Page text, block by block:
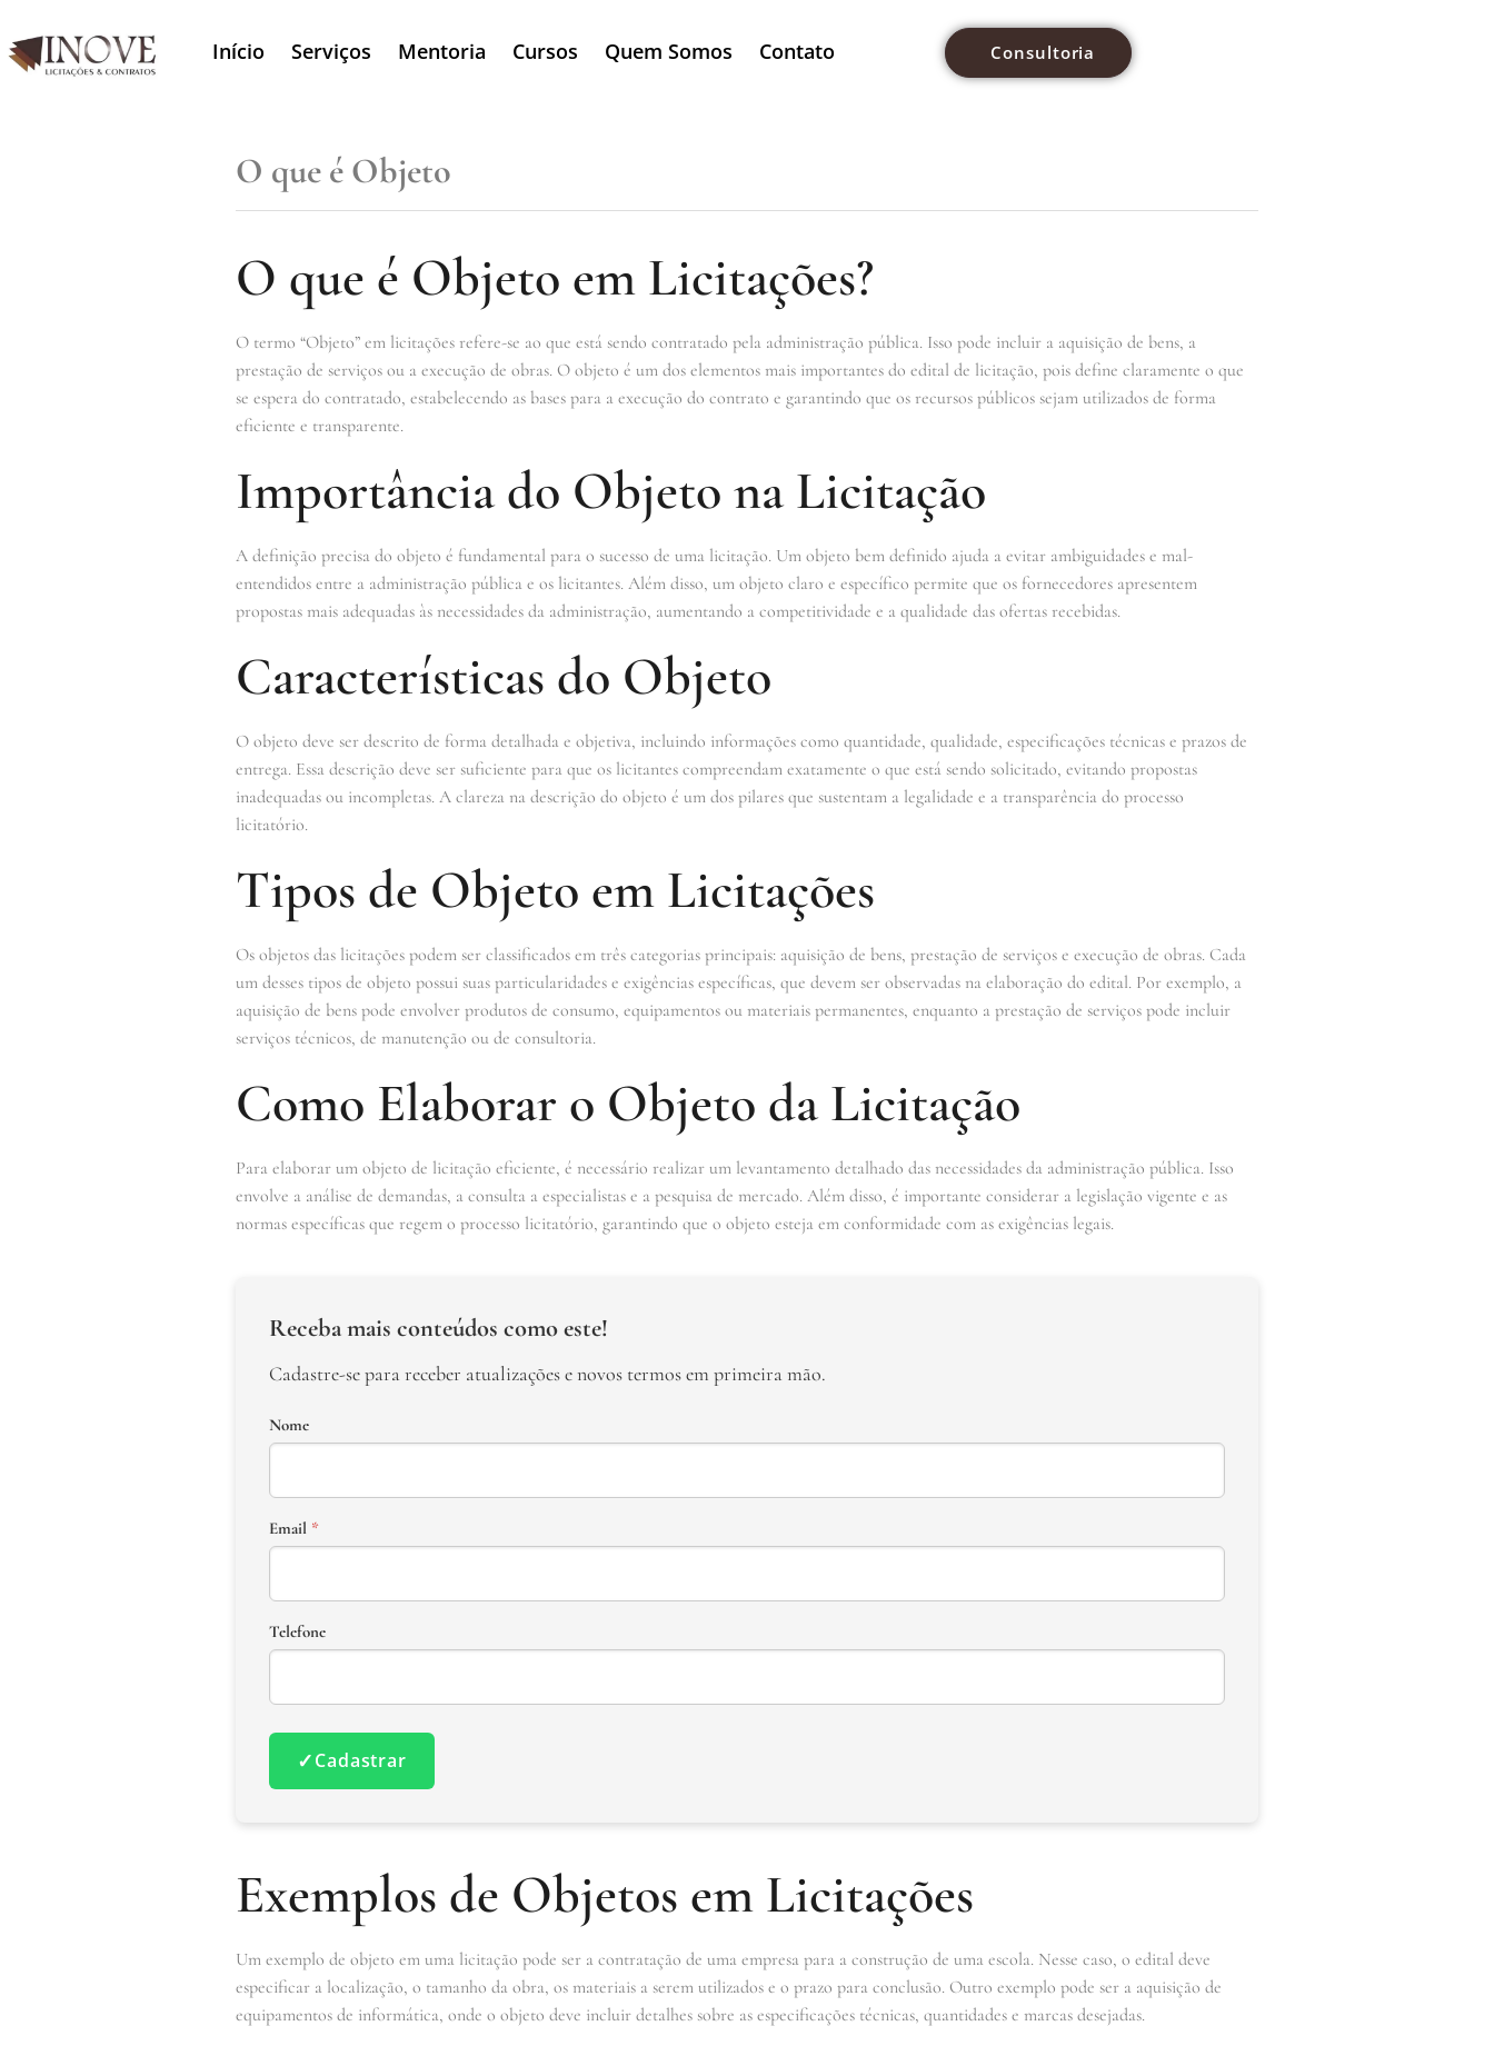
Início Serviços Mentoria Cursos Quem Somos Contato Consultoria
O que é Objeto
O que é Objeto em Licitações?
O termo “Objeto” em licitações refere-se ao que está sendo contratado pela administração pública. Isso pode incluir a aquisição de bens, a
prestação de serviços ou a execução de obras. O objeto é um dos elementos mais importantes do edital de licitação, pois define claramente o que
se espera do contratado, estabelecendo as bases para a execução do contrato e garantindo que os recursos públicos sejam utilizados de forma
eficiente e transparente.
Importância do Objeto na Licitação
A definição precisa do objeto é fundamental para o sucesso de uma licitação. Um objeto bem definido ajuda a evitar ambiguidades e mal-
entendidos entre a administração pública e os licitantes. Além disso, um objeto claro e específico permite que os fornecedores apresentem
propostas mais adequadas às necessidades da administração, aumentando a competitividade e a qualidade das ofertas recebidas.
Características do Objeto
O objeto deve ser descrito de forma detalhada e objetiva, incluindo informações como quantidade, qualidade, especificações técnicas e prazos de
entrega. Essa descrição deve ser suficiente para que os licitantes compreendam exatamente o que está sendo solicitado, evitando propostas
inadequadas ou incompletas. A clareza na descrição do objeto é um dos pilares que sustentam a legalidade e a transparência do processo
licitatório.
Tipos de Objeto em Licitações
Os objetos das licitações podem ser classificados em três categorias principais: aquisição de bens, prestação de serviços e execução de obras. Cada
um desses tipos de objeto possui suas particularidades e exigências específicas, que devem ser observadas na elaboração do edital. Por exemplo, a
aquisição de bens pode envolver produtos de consumo, equipamentos ou materiais permanentes, enquanto a prestação de serviços pode incluir
serviços técnicos, de manutenção ou de consultoria.
Como Elaborar o Objeto da Licitação
Para elaborar um objeto de licitação eficiente, é necessário realizar um levantamento detalhado das necessidades da administração pública. Isso
envolve a análise de demandas, a consulta a especialistas e a pesquisa de mercado. Além disso, é importante considerar a legislação vigente e as
normas específicas que regem o processo licitatório, garantindo que o objeto esteja em conformidade com as exigências legais.
Receba mais conteúdos como este!
Cadastre-se para receber atualizações e novos termos em primeira mão.
Nome
Email *
Telefone
✓Cadastrar
Exemplos de Objetos em Licitações
Um exemplo de objeto em uma licitação pode ser a contratação de uma empresa para a construção de uma escola. Nesse caso, o edital deve
especificar a localização, o tamanho da obra, os materiais a serem utilizados e o prazo para conclusão. Outro exemplo pode ser a aquisição de
equipamentos de informática, onde o objeto deve incluir detalhes sobre as especificações técnicas, quantidades e marcas desejadas.